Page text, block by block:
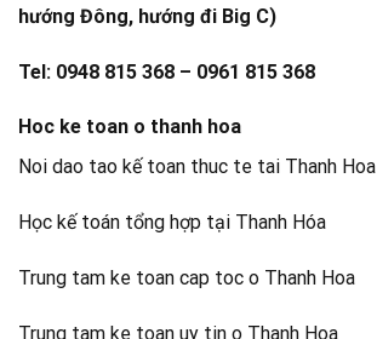
hướng Đông, hướng đi Big C)
Tel: 0948 815 368 – 0961 815 368
Hoc ke toan o thanh hoa
Noi dao tao kế toan thuc te tai Thanh Hoa
Học kế toán tổng hợp tại Thanh Hóa
Trung tam ke toan cap toc o Thanh Hoa
Trung tam ke toan uy tin o Thanh Hoa